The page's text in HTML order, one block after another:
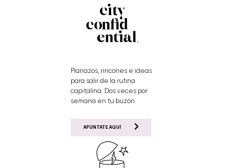
Planazos, rincones e ideas
para salir de la rutina
capitalina. Dos veces por
semana en tu buzón.
APÚNTATE AQUÍ